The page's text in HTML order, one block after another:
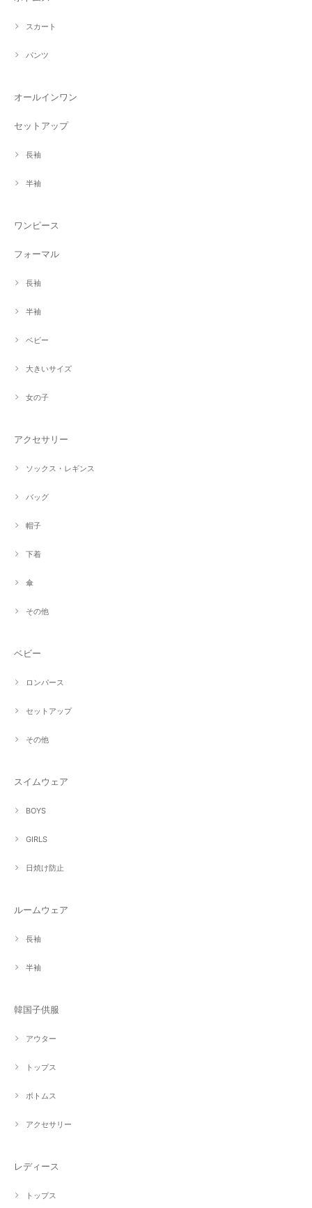
スカート
パンツ
オールインワン
セットアップ
長袖
半袖
ワンピース
フォーマル
長袖
半袖
ベビー
大きいサイズ
女の子
アクセサリー
ソックス・レギンス
バッグ
帽子
下着
傘
その他
ベビー
ロンパース
セットアップ
その他
スイムウェア
BOYS
GIRLS
日焼け防止
ルームウェア
長袖
半袖
韓国子供服
アウター
トップス
ボトムス
アクセサリー
レディース
トップス